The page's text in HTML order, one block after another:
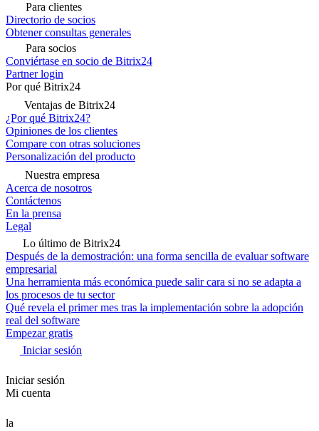
Para clientes
Directorio de socios
Obtener consultas generales
Para socios
Conviértase en socio de Bitrix24
Partner login
Por qué Bitrix24
Ventajas de Bitrix24
¿Por qué Bitrix24?
Opiniones de los clientes
Compare con otras soluciones
Personalización del producto
Nuestra empresa
Acerca de nosotros
Contáctenos
En la prensa
Legal
Lo último de Bitrix24
Después de la demostración: una forma sencilla de evaluar software
empresarial
Una herramienta más económica puede salir cara si no se adapta a
los procesos de tu sector
Qué revela el primer mes tras la implementación sobre la adopción
real del software
Empezar gratis
Iniciar sesión
Iniciar sesión
Mi cuenta
la